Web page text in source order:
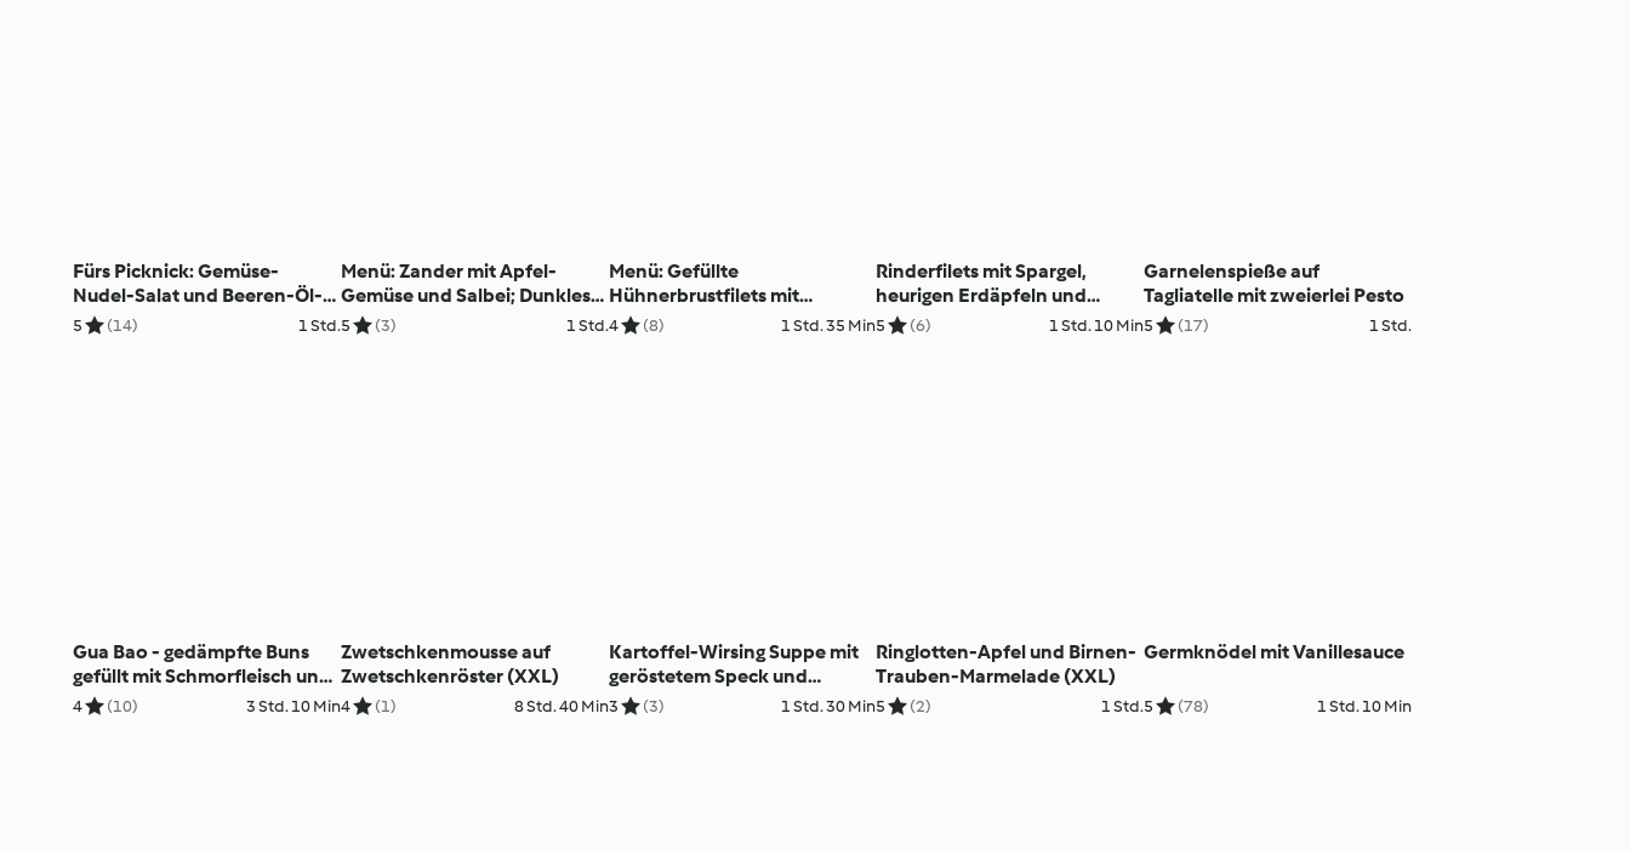
Fürs Picknick: Gemüse-
Nudel-Salat und Beeren-Öl-
Kuchen
5 (14) 1 Std.
Menü: Zander mit Apfel-
Gemüse und Salbei; Dunkles
Schokomousse mit weißer
5 (3) 1 Std.
Menü: Gefüllte
Hühnerbrustfilets mit
Gemüsecouscous, Erdbeer-
4 (8) 1 Std. 35 Min
Rinderfilets mit Spargel,
heurigen Erdäpfeln und
Sauce Béarnaise
5 (6) 1 Std. 10 Min
Garnelenspieße auf
Tagliatelle mit zweierlei Pesto
5 (17) 1 Std.
Gua Bao - gedämpfte Buns
gefüllt mit Schmorfleisch und
Sweet Chilisauce
4 (10) 3 Std. 10 Min
Zwetschkenmousse auf
Zwetschkenröster (XXL)
4 (1) 8 Std. 40 Min
Kartoffel-Wirsing Suppe mit
geröstetem Speck und
Brotwürfel & Rote Rüben
3 (3) 1 Std. 30 Min
Ringlotten-Apfel und Birnen-
Trauben-Marmelade (XXL)
5 (2) 1 Std.
Germknödel mit Vanillesauce
5 (78) 1 Std. 10 Min